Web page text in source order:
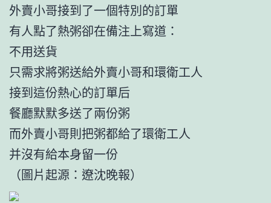
外賣小哥接到了一個特別的訂單
有人點了熱粥卻在備注上寫道：
不用送貨
只需求將粥送給外賣小哥和環衛工人
接到這份熱心的訂單后
餐廳默默多送了兩份粥
而外賣小哥則把粥都給了環衛工人
并沒有給本身留一份
（圖片起源：遼沈晚報）